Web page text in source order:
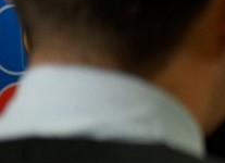
Veliko
Nagrađen
13:41, 13.12.2025